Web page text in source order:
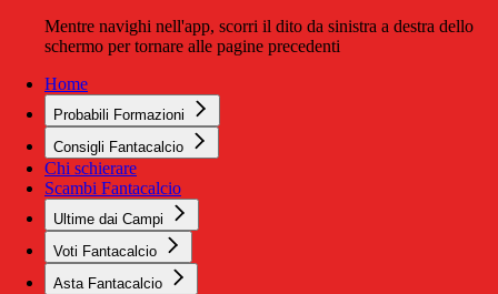
Mentre navighi nell'app, scorri il dito da sinistra a destra dello
schermo per tornare alle pagine precedenti
Home
Probabili Formazioni
Consigli Fantacalcio
Chi schierare
Scambi Fantacalcio
Ultime dai Campi
Voti Fantacalcio
Asta Fantacalcio